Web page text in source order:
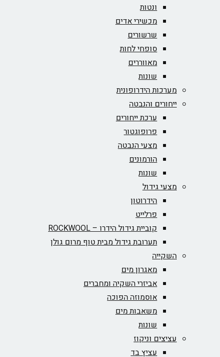
ונטות
מכשירי אדים
שרשורים
סופחי לחות
מאווררים
שונות
מערכות הידרופונית
ייחורים והנבטה
ערכת ייחורים
פרופוגטור
מצעי הנבטה
הורמונים
שונות
מצעי גידול
הידרוטון
פרלייט
קוביית גידול הידרו – ROCKWOOL‏
תערובת גידול מבית טוף מרום גולן
השקייה
מאגרון מים
אביזרי השקיה ומחברים
אוסמוזה הפוכה
משאבות מים
שונות
עציצים וניקוז
עציץ בד